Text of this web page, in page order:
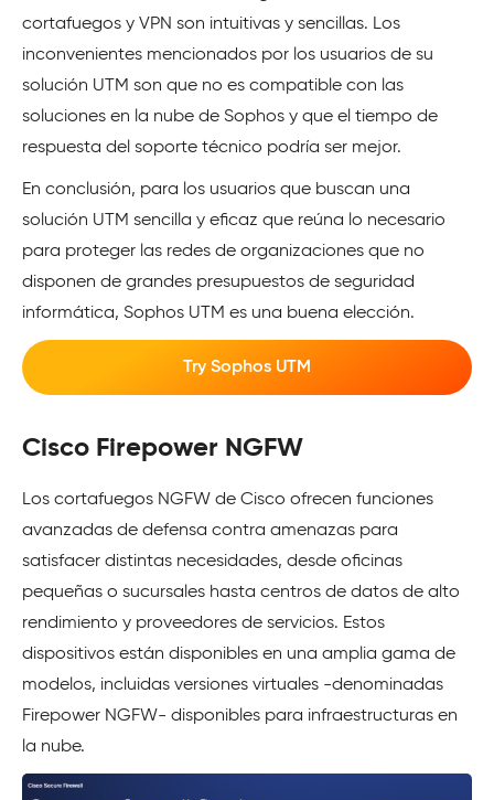
cortafuegos y VPN son intuitivas y sencillas. Los
inconvenientes mencionados por los usuarios de su
solución UTM son que no es compatible con las
soluciones en la nube de Sophos y que el tiempo de
respuesta del soporte técnico podría ser mejor.
En conclusión, para los usuarios que buscan una
solución UTM sencilla y eficaz que reúna lo necesario
para proteger las redes de organizaciones que no
disponen de grandes presupuestos de seguridad
informática, Sophos UTM es una buena elección.
Try Sophos UTM
Cisco Firepower NGFW
Los cortafuegos NGFW de Cisco ofrecen funciones
avanzadas de defensa contra amenazas para
satisfacer distintas necesidades, desde oficinas
pequeñas o sucursales hasta centros de datos de alto
rendimiento y proveedores de servicios. Estos
dispositivos están disponibles en una amplia gama de
modelos, incluidas versiones virtuales -denominadas
Firepower NGFW- disponibles para infraestructuras en
la nube.